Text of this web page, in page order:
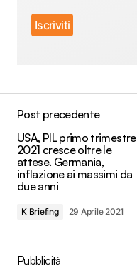
Post precedente
USA, PIL primo trimestre
2021 cresce oltre le
attese. Germania,
inflazione ai massimi da
due anni
K Briefing 29 Aprile 2021
Pubblicità